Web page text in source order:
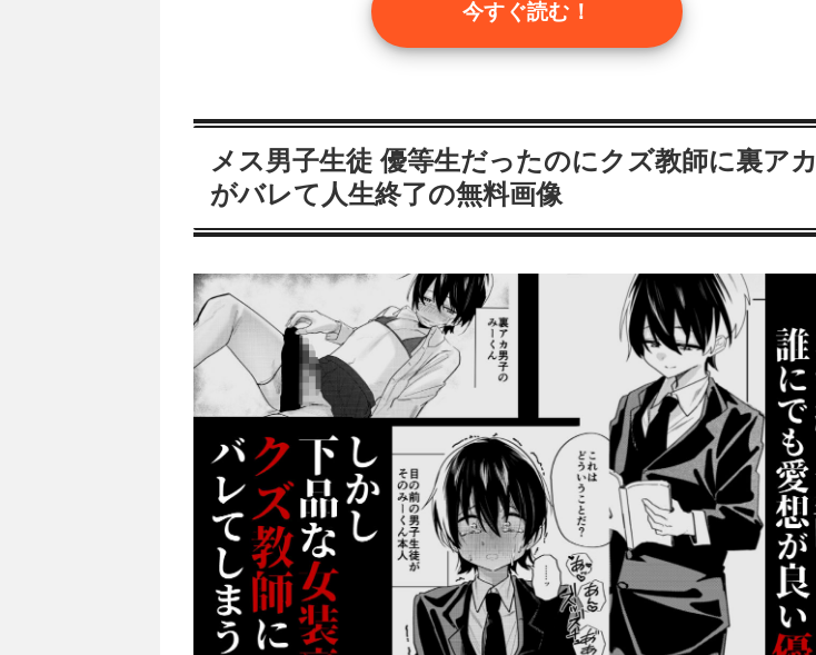
今すぐ読む！
メス男子生徒 優等生だったのにクズ教師に裏アカ
がバレて人生終了の無料画像